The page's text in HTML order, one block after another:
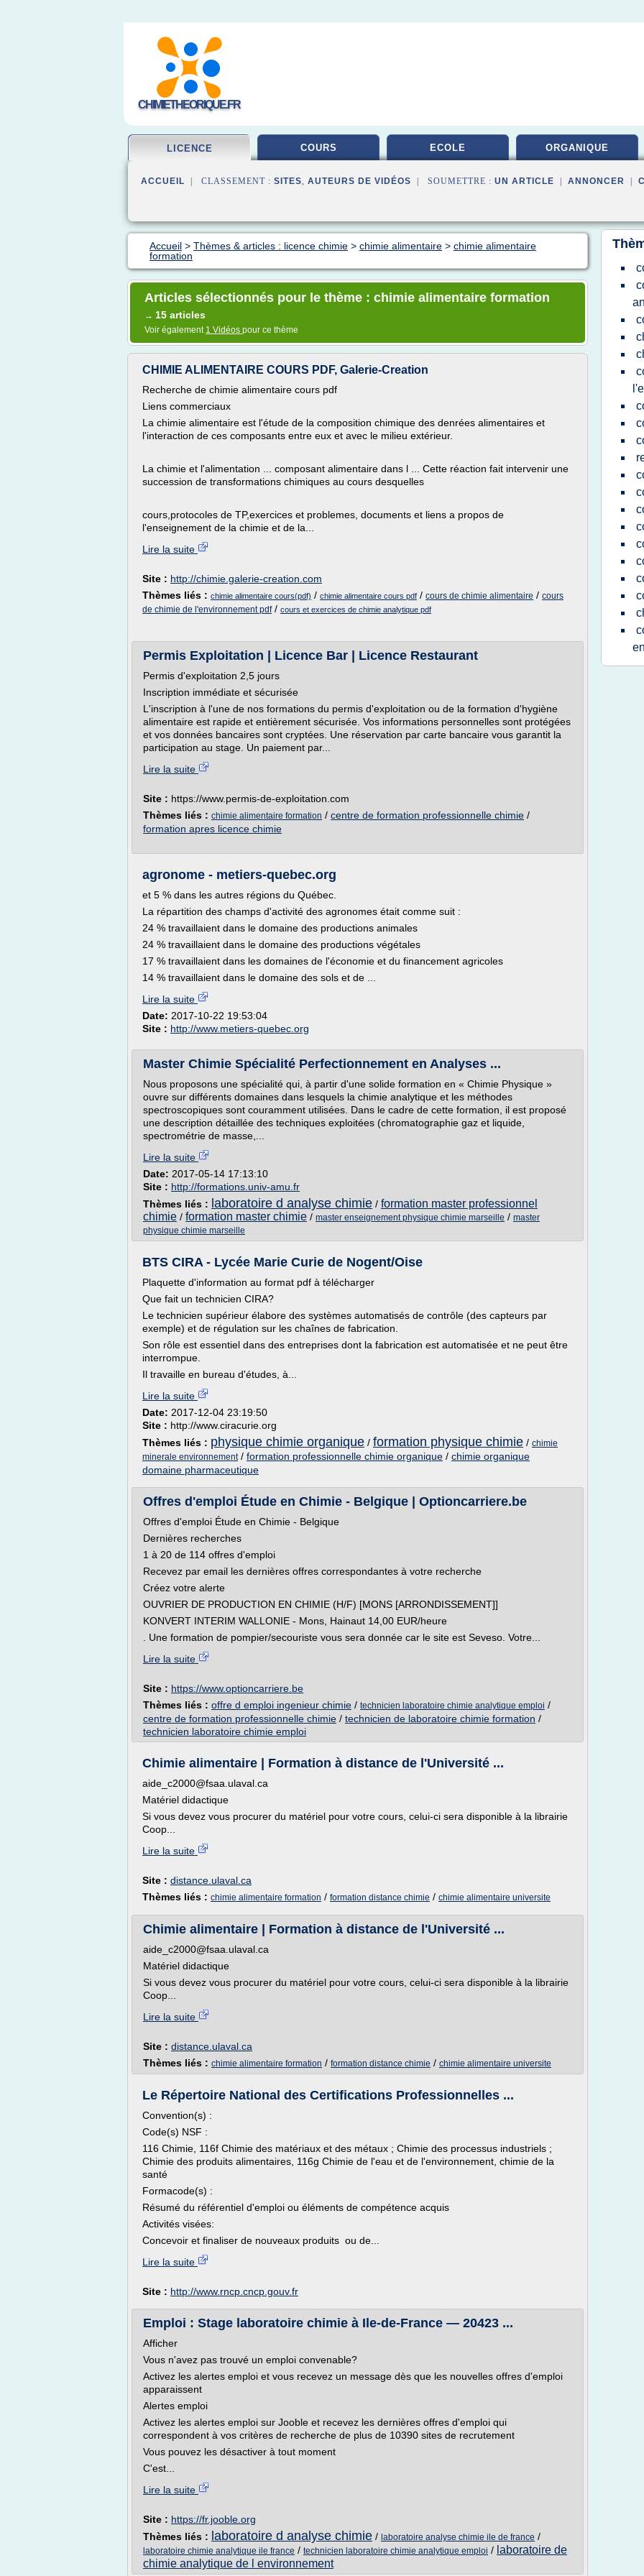
CHIMIETHEORIQUE.FR
LICENCE COURS ECOLE ORGANIQUE
ACCUEIL | CLASSEMENT : SITES, AUTEURS DE VIDÉOS | SOUMETTRE : UN ARTICLE ANNONCER
Accueil > Thèmes & articles : licence chimie > chimie alimentaire > chimie alimentaire
formation
Articles sélectionnés pour le thème : chimie alimentaire formation
→ 15 articles
Voir également 1 Vidéos pour ce thème
CHIMIE ALIMENTAIRE COURS PDF, Galerie-Creation
Recherche de chimie alimentaire cours pdf
Liens commerciaux
La chimie alimentaire est l'étude de la composition chimique des denrées alimentaires et
l'interaction de ces composants entre eux et avec le milieu extérieur.
La chimie et l'alimentation ... composant alimentaire dans l ... Cette réaction fait intervenir une
succession de transformations chimiques au cours desquelles
cours,protocoles de TP,exercices et problemes, documents et liens a propos de
l'enseignement de la chimie et de la...
Lire la suite
Site : http://chimie.galerie-creation.com
Thèmes liés : chimie alimentaire cours(pdf) / chimie alimentaire cours pdf / cours de chimie alimentaire / cours
de chimie de l'environnement pdf/ cours et exercices de chimie analytique pdf
Permis Exploitation | Licence Bar | Licence Restaurant
Permis d'exploitation 2,5 jours
Inscription immédiate et sécurisée
L'inscription à l'une de nos formations du permis d'exploitation ou de la formation d'hygiène
alimentaire est rapide et entièrement sécurisée. Vos informations personnelles sont protégées
et vos données bancaires sont cryptées. Une réservation par carte bancaire vous garantit la
participation au stage. Un paiement par...
Lire la suite
Site : https://www.permis-de-exploitation.com
Thèmes liés : chimie alimentaire formation / centre de formation professionnelle chimie /
formation apres licence chimie
agronome - metiers-quebec.org
et 5 % dans les autres régions du Québec.
La répartition des champs d'activité des agronomes était comme suit :
24 % travaillaient dans le domaine des productions animales
24 % travaillaient dans le domaine des productions végétales
17 % travaillaient dans les domaines de l'économie et du financement agricoles
14 % travaillaient dans le domaine des sols et de ...
Lire la suite
Date: 2017-10-22 19:53:04
Site : http://www.metiers-quebec.org
Master Chimie Spécialité Perfectionnement en Analyses ...
Nous proposons une spécialité qui, à partir d'une solide formation en « Chimie Physique »
ouvre sur différents domaines dans lesquels la chimie analytique et les méthodes
spectroscopiques sont couramment utilisées. Dans le cadre de cette formation, il est proposé
une description détaillée des techniques exploitées (chromatographie gaz et liquide,
spectrométrie de masse,...
Lire la suite
Date: 2017-05-14 17:13:10
Site : http://formations.univ-amu.fr
Thèmes liés : laboratoire d analyse chimie / formation master professionnel
chimie / formation master chimie / master enseignement physique chimie marseille / master
physique chimie marseille
BTS CIRA - Lycée Marie Curie de Nogent/Oise
Plaquette d'information au format pdf à télécharger
Que fait un technicien CIRA?
Le technicien supérieur élabore des systèmes automatisés de contrôle (des capteurs par
exemple) et de régulation sur les chaînes de fabrication.
Son rôle est essentiel dans des entreprises dont la fabrication est automatisée et ne peut être
interrompue.
Il travaille en bureau d'études, à...
Lire la suite
Date: 2017-12-04 23:19:50
Site : http://www.ciracurie.org
Thèmes liés : physique chimie organique / formation physique chimie / chimie
minerale environnement/ formation professionnelle chimie organique / chimie organique
domaine pharmaceutique
Offres d'emploi Étude en Chimie - Belgique | Optioncarriere.be
Offres d'emploi Étude en Chimie - Belgique
Dernières recherches
1 à 20 de 114 offres d'emploi
Recevez par email les dernières offres correspondantes à votre recherche
Créez votre alerte
OUVRIER DE PRODUCTION EN CHIMIE (H/F) [MONS [ARRONDISSEMENT]]
KONVERT INTERIM WALLONIE - Mons, Hainaut 14,00 EUR/heure
. Une formation de pompier/secouriste vous sera donnée car le site est Seveso. Votre...
Lire la suite
Site : https://www.optioncarriere.be
Thèmes liés : offre d emploi ingenieur chimie / technicien laboratoire chimie analytique emploi /
centre de formation professionnelle chimie / technicien de laboratoire chimie formation /
technicien laboratoire chimie emploi
Chimie alimentaire | Formation à distance de l'Université ...
aide_c2000@fsaa.ulaval.ca
Matériel didactique
Si vous devez vous procurer du matériel pour votre cours, celui-ci sera disponible à la librairie
Coop...
Lire la suite
Site : distance.ulaval.ca
Thèmes liés : chimie alimentaire formation / formation distance chimie / chimie alimentaire universite
Chimie alimentaire | Formation à distance de l'Université ...
aide_c2000@fsaa.ulaval.ca
Matériel didactique
Si vous devez vous procurer du matériel pour votre cours, celui-ci sera disponible à la librairie
Coop...
Lire la suite
Site : distance.ulaval.ca
Thèmes liés : chimie alimentaire formation / formation distance chimie / chimie alimentaire universite
Le Répertoire National des Certifications Professionnelles ...
Convention(s) :
Code(s) NSF :
116 Chimie, 116f Chimie des matériaux et des métaux ; Chimie des processus industriels ;
Chimie des produits alimentaires, 116g Chimie de l'eau et de l'environnement, chimie de la
santé
Formacode(s) :
Résumé du référentiel d'emploi ou éléments de compétence acquis
Activités visées:
Concevoir et finaliser de nouveaux produits ou de...
Lire la suite
Site : http://www.rncp.cncp.gouv.fr
Emploi : Stage laboratoire chimie à Ile-de-France — 20423 ...
Afficher
Vous n'avez pas trouvé un emploi convenable?
Activez les alertes emploi et vous recevez un message dès que les nouvelles offres d'emploi
apparaissent
Alertes emploi
Activez les alertes emploi sur Jooble et recevez les dernières offres d'emploi qui
correspondent à vos critères de recherche de plus de 10390 sites de recrutement
Vous pouvez les désactiver à tout moment
C'est...
Lire la suite
Site : https://fr.jooble.org
Thèmes liés : laboratoire d analyse chimie / laboratoire analyse chimie ile de france /
laboratoire chimie analytique ile france / technicien laboratoire chimie analytique emploi / laboratoire de
chimie analytique de l environnement